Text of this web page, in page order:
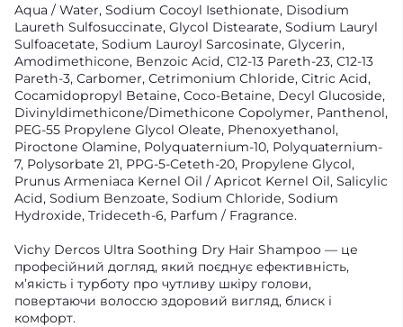
Aqua / Water, Sodium Cocoyl Isethionate, Disodium
Laureth Sulfosuccinate, Glycol Distearate, Sodium Lauryl
Sulfoacetate, Sodium Lauroyl Sarcosinate, Glycerin,
Amodimethicone, Benzoic Acid, C12-13 Pareth-23, C12-13
Pareth-3, Carbomer, Cetrimonium Chloride, Citric Acid,
Cocamidopropyl Betaine, Coco-Betaine, Decyl Glucoside,
Divinyldimethicone/Dimethicone Copolymer, Panthenol,
PEG-55 Propylene Glycol Oleate, Phenoxyethanol,
Piroctone Olamine, Polyquaternium-10, Polyquaternium-
7, Polysorbate 21, PPG-5-Ceteth-20, Propylene Glycol,
Prunus Armeniaca Kernel Oil / Apricot Kernel Oil, Salicylic
Acid, Sodium Benzoate, Sodium Chloride, Sodium
Hydroxide, Trideceth-6, Parfum / Fragrance.
Vichy Dercos Ultra Soothing Dry Hair Shampoo — це
професійний догляд, який поєднує ефективність,
м’якість і турботу про чутливу шкіру голови,
повертаючи волоссю здоровий вигляд, блиск і
комфорт.